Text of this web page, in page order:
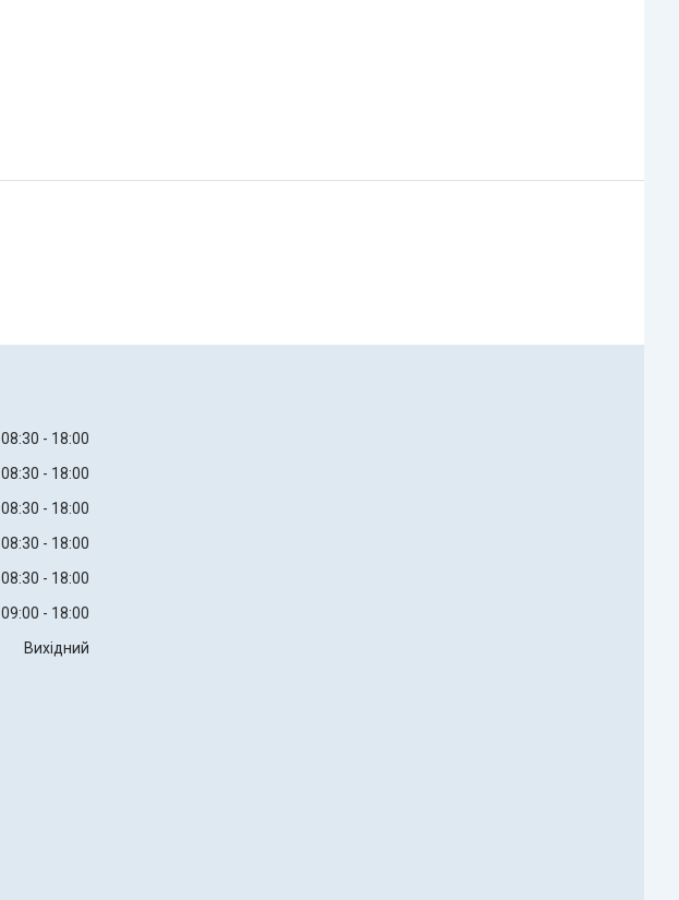
08:30
18:00
08:30
18:00
08:30
18:00
08:30
18:00
08:30
18:00
09:00
18:00
Вихідний